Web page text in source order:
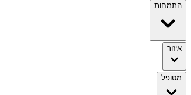
התמחות
איזור
מטופל